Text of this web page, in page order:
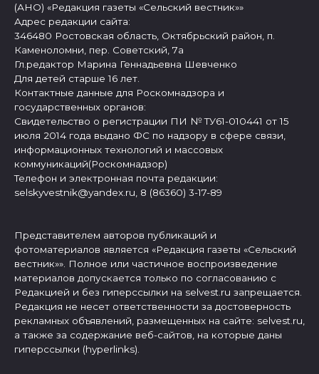
(АНО) «Редакция газеты «Сельский вестник»»
Адрес редакции сайта:
346480 Ростовская область, Октябрьский район, п.
Каменоломни, пер. Советский, 7а
Гл.редактор Марина Геннадьевна Шевченко
Для детей старше 16 лет.
Контактные данные для Роскомнадзора и
государственных органов:
Свидетельство о регистрации ПИ № ТУ61-010441 от 15
июля 2014 года выдано ФС по надзору в сфере связи,
информационных технологий и массовых
коммуникаций(Роскомнадзор)
Телефон и электронная почта редакции:
selskyvestnik@yandex.ru, 8 (86360) 3-17-89
Представителем авторов публикаций и
фотоматериалов является «Редакция газеты «Сельский
вестник»». Полное или частичное воспроизведение
материалов допускается только по согласованию с
Редакцией и без гиперссылки на selvest.ru запрещается.
Редакция не несет ответственности за достоверность
рекламных объявлений, размещенных на сайте: selvest.ru,
а также за содержание веб-сайтов, на которые даны
гиперссылки (hyperlinks).